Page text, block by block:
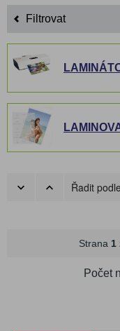
Filtrovat
Řadit
Strana 1
Počet